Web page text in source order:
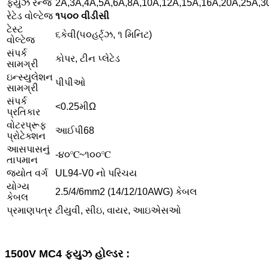
ફ્યુઝ રેન્જ
રેટેડ વોલ્ટેજ ૧૫૦૦ વીડીસી
ટેસ્ટ
વોલ્ટેજ
૬કેવી(૫૦હર્ટ્ઝ, ૧ મિનિટ)
સંપર્ક
સામગ્રી
કોપર, ટીન પ્લેટેડ
ઇન્સ્યુલેશન
સામગ્રી
પીપીઓ
સંપર્ક
પ્રતિકાર
<0.25મીΩ
વોટરપ્રૂફ
પ્રોટેક્શન
આઈપી68
આસપાસનું
તાપમાન
-૪૦℃~૧૦૦℃
જ્યોત વર્ગ
UL94-V0 નો પરિચય
યોગ્ય
કેબલ
2.5/4/6mm2 (14/12/10AWG) કેબલ
પ્રમાણપત્ર ટીયુવી, સીઇ, વાયર, આઇએસઓ
1500V MC4 ફ્યુઝ હોલ્ડર :